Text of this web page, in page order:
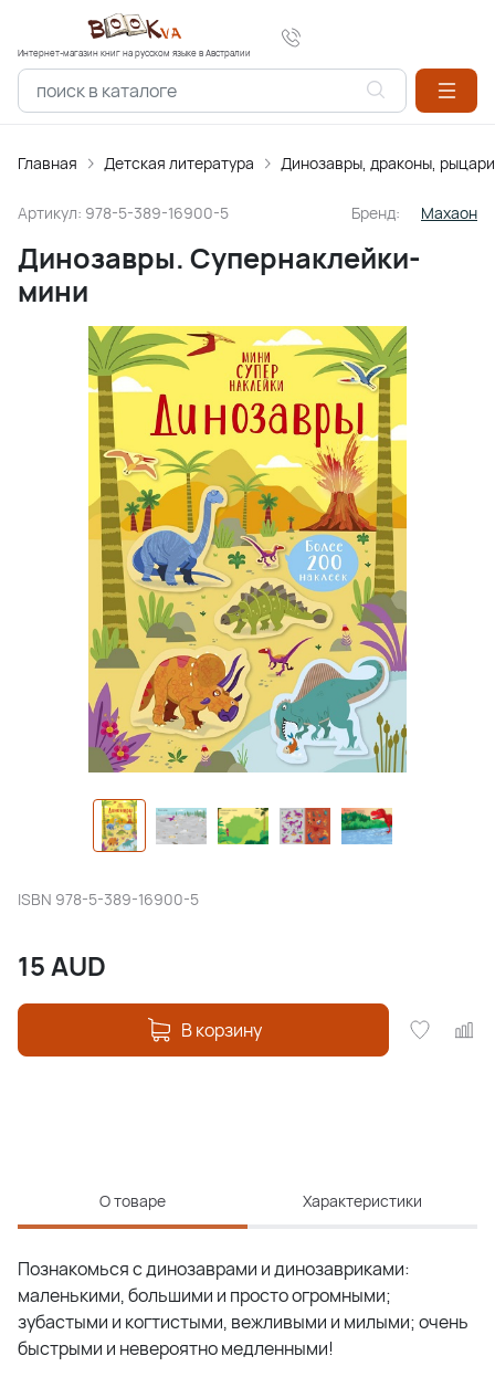
Интернет-магазин книг на русском языке в Австралии
Главная Детская литература Динозавры, драконы,
Артикул: 978-5-389-16900-5 Бренд: Махаон
Динозавры. Супернаклейки-
мини
ISBN 978-5-389-16900-5
15AUD
В корзину
О товаре Характеристики
Познакомься с динозаврами и динозавриками:
маленькими, большими и просто огромными;
зубастыми и когтистыми, вежливыми и милыми; очень
быстрыми и невероятно медленными!